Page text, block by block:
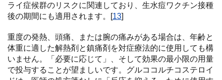
ライ症候群のリスクに関連しており、生水痘ワクチン接種
後の期間にも適用されます。[13]
重度の発熱、頭痛、または腕の痛みがある場合は、年齢と
体重に適した解熱剤と鎮痛剤を対症療法的に使用しても構
いません。「必要に応じて」、そして効果の最小限の用量
で投与することが望ましいです。グルココルチコステロイ